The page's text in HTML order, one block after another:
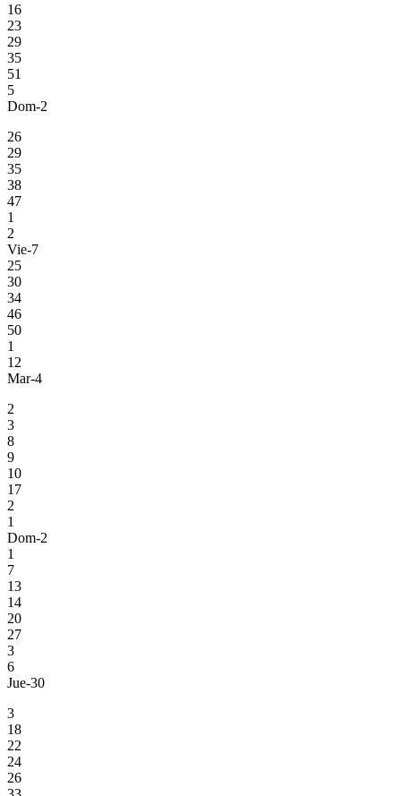
16
23
29
35
51
5
Dom-2
26
29
35
38
47
1
2
Vie-7
25
30
34
46
50
1
12
Mar-4
2
3
8
9
10
17
2
1
Dom-2
1
7
13
14
20
27
3
6
Jue-30
3
18
22
24
26